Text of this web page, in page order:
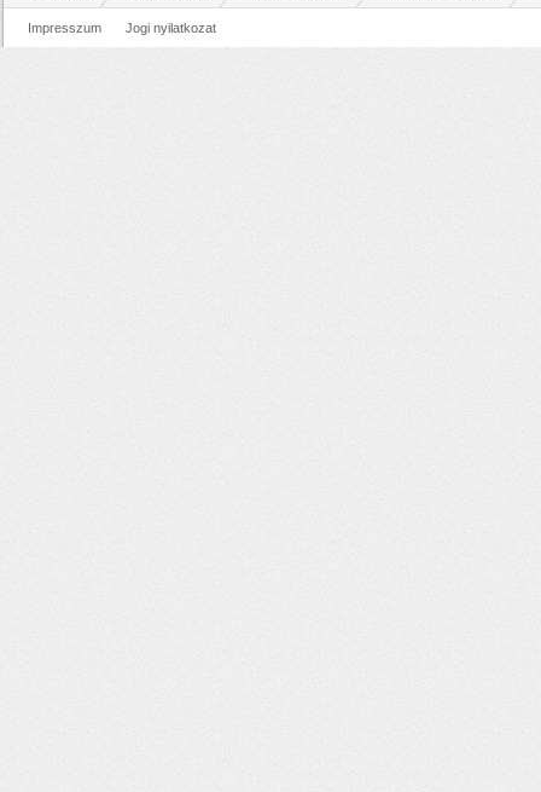
Impresszum Jogi nyilatkozat